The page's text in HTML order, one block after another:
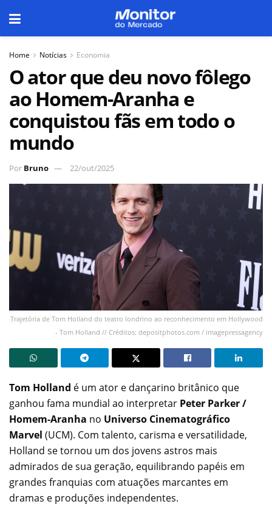
Home Notícias Economia
O ator que deu novo fôlego
ao Homem-Aranha e
conquistou fãs em todo o
mundo
Por Bruno 22/out/2025
Trajetória de Tom Holland do teatro londrino ao reconhecimento em Hollywood
- Tom Holland // Créditos: depositphotos.com / imagepressagency
Tom Holland é um ator e dançarino britânico que
ganhou fama mundial ao interpretar Peter Parker /
Homem-Aranha no Universo Cinematográfico
Marvel (UCM). Com talento, carisma e versatilidade,
Holland se tornou um dos jovens astros mais
admirados de sua geração, equilibrando papéis em
grandes franquias com atuações marcantes em
dramas e produções independentes.